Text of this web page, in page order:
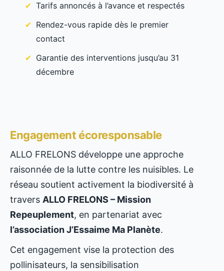
Tarifs annoncés à l’avance et respectés
Rendez-vous rapide dès le premier
contact
Garantie des interventions jusqu’au 31
décembre
Engagement écoresponsable
ALLO FRELONS développe une approche
raisonnée de la lutte contre les nuisibles. Le
réseau soutient activement la biodiversité à
travers ALLO FRELONS – Mission
Repeuplement, en partenariat avec
l’association J’Essaime Ma Planète.
Cet engagement vise la protection des
pollinisateurs, la sensibilisation